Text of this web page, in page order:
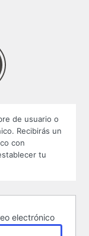
de usuario o
Recibirás un
con
tu
electrónico